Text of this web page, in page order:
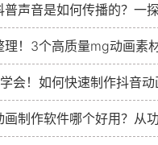
声音是如何传播的？一探声波传
理！3个高质量mg动画素
！如何快速制作抖音动画短视频呢
制作软件哪个好用？从功能